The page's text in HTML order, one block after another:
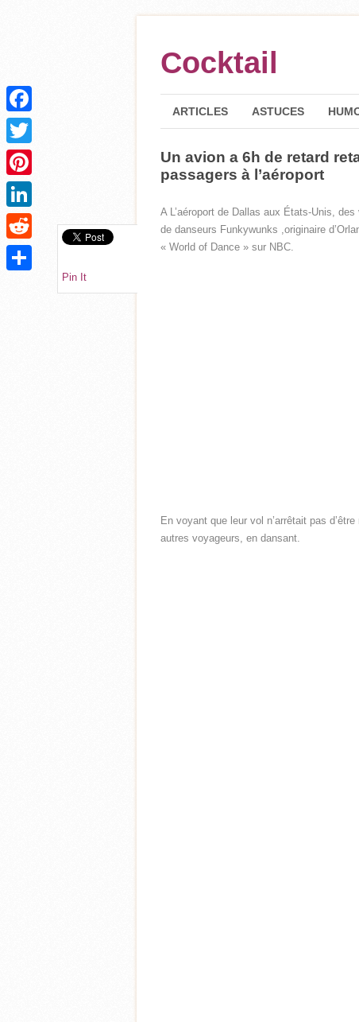
Cocktail
ARTICLES ASTUCES
Un avion a 6h de retard
passagers à l’aéroport
A L’aéroport de Dallas aux États-Unis,
de danseurs Funkywunks ,originaire
« World of Dance » sur NBC.
En voyant que leur vol n’arrêtait pas
autres voyageurs, en dansant.
Pin It
Facebook
Twitter
Pinterest
LinkedIn
Reddit